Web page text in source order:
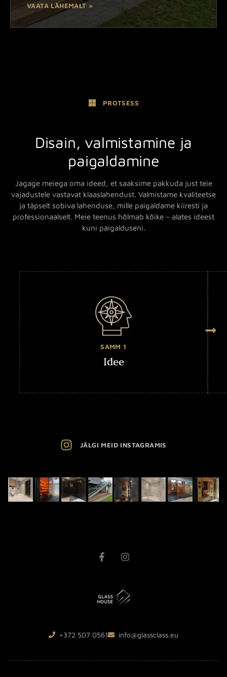
VAATA LÄHEMALT »
PROTSESS
Disain, valmistamine ja
paigaldamine
Jagage meiega oma ideed, et saaksime pakkuda just teie
vajadustele vastavat klaaslahendust. Valmistame kvaliteetse
ja täpselt sobiva lahenduse, mille paigaldame kiiresti ja
professionaalselt. Meie teenus hõlmab kõike – alates ideest
kuni paigalduseni.
SAMM 1
Idee
JÄLGI MEID INSTAGRAMIS
+372 507 0561 info@glassclass.eu